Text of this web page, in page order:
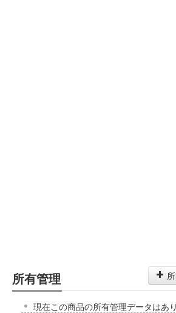
所有管理
現在この商品の所有管理データはあり